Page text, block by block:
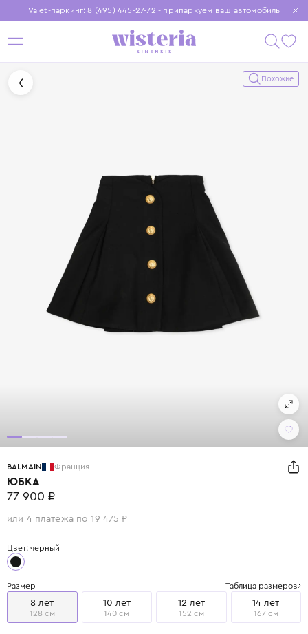
Valet-паркинг: 8 (495) 445-27-72 - припаркуем ваш автомобиль
Бесплатная доставка при заказе от 15 000 ₽
Установите приложение, чтобы покупки были еще удобнее
Похожие
BALMAIN Франция
ЮБКА
77 900 ₽
или 4 платежа по 19 475 ₽
Цвет: черный
Размер Таблица размеров
8 лет
128 см
10 лет
140 см
12 лет
152 см
14 лет
167 см